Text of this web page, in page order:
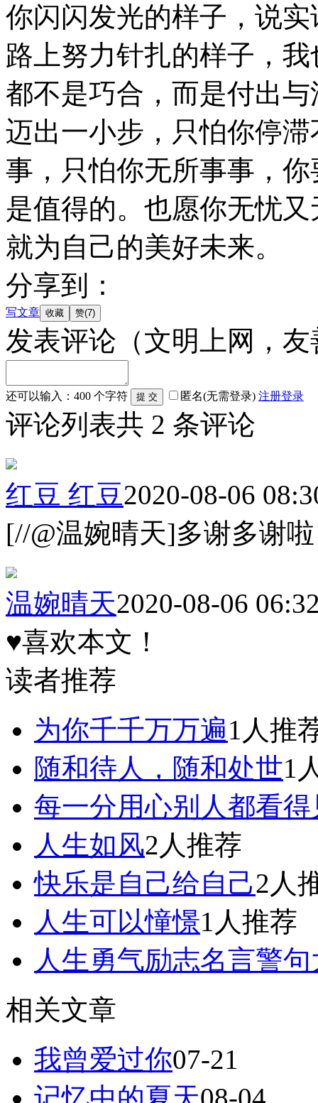
你闪闪发光的样子，说
路上努力针扎的样子，
都不是巧合，而是付出
迈出一小步，只怕你停
事，只怕你无所事事，
是值得的。也愿你无忧
就为自己的美好未来。
分享到：
写文章
发表评论 （文明上网，
还可以输入： 400 个字符 匿名(无需登录) 注册登录
评论列表共 2 条评论
红豆 红豆2020-08-06
[//@温婉晴天]多谢多谢啦
温婉晴天2020-08-06
♥喜欢本文！
读者推荐
为你千千万万遍1人推
随和待人，随和处世1
每一分用心别人都看得
人生如风2人推荐
快乐是自己给自己2人
人生可以憧憬1人推荐
人生勇气励志名言警
相关文章
我曾爱过你07-21